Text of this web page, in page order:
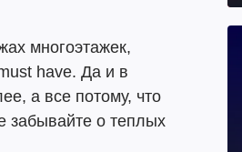
многоэтажек,
have. Да и в
а все потому, что
забывайте о теплых